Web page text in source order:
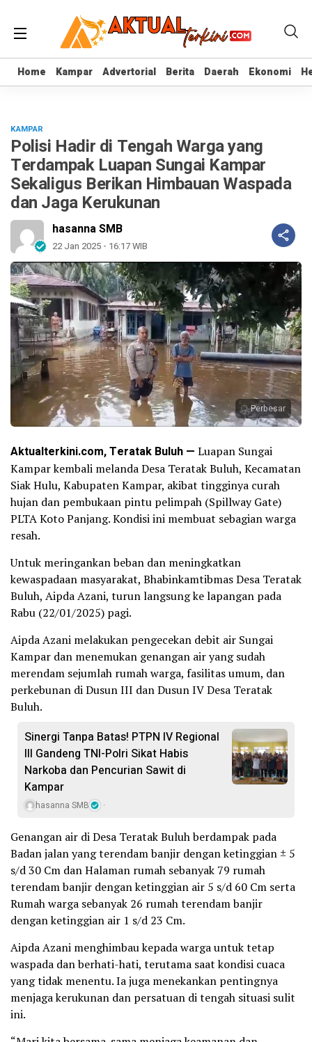
Home Kampar Advertorial Berita Daerah Ekonomi
Home Kampar Advertorial Berita Daerah Ekonomi
KAMPAR
Polisi Hadir di Tengah Warga yang
Terdampak Luapan Sungai Kampar
Sekaligus Berikan Himbauan Waspada
dan Jaga Kerukunan
hasanna SMB
22 Jan 2025 - 16:17 WIB
Perbesar
Aktualterkini.com, Teratak Buluh — Luapan Sungai
Kampar kembali melanda Desa Teratak Buluh, Kecamatan
Siak Hulu, Kabupaten Kampar, akibat tingginya curah
hujan dan pembukaan pintu pelimpah (Spillway Gate)
PLTA Koto Panjang. Kondisi ini membuat sebagian warga
resah.
Untuk meringankan beban dan meningkatkan
kewaspadaan masyarakat, Bhabinkamtibmas Desa Teratak
Buluh, Aipda Azani, turun langsung ke lapangan pada
Rabu (22/01/2025) pagi.
Aipda Azani melakukan pengecekan debit air Sungai
Kampar dan menemukan genangan air yang sudah
merendam sejumlah rumah warga, fasilitas umum, dan
perkebunan di Dusun III dan Dusun IV Desa Teratak
Buluh.
Sinergi Tanpa Batas! PTPN IV Regional
III Gandeng TNI-Polri Sikat Habis
Narkoba dan Pencurian Sawit di
Kampar
hasanna SMB
Genangan air di Desa Teratak Buluh berdampak pada
Badan jalan yang terendam banjir dengan ketinggian ± 5
s/d 30 Cm dan Halaman rumah sebanyak 79 rumah
terendam banjir dengan ketinggian air 5 s/d 60 Cm serta
Rumah warga sebanyak 26 rumah terendam banjir
dengan ketinggian air 1 s/d 23 Cm.
Aipda Azani menghimbau kepada warga untuk tetap
waspada dan berhati-hati, terutama saat kondisi cuaca
yang tidak menentu. Ia juga menekankan pentingnya
menjaga kerukunan dan persatuan di tengah situasi sulit
ini.